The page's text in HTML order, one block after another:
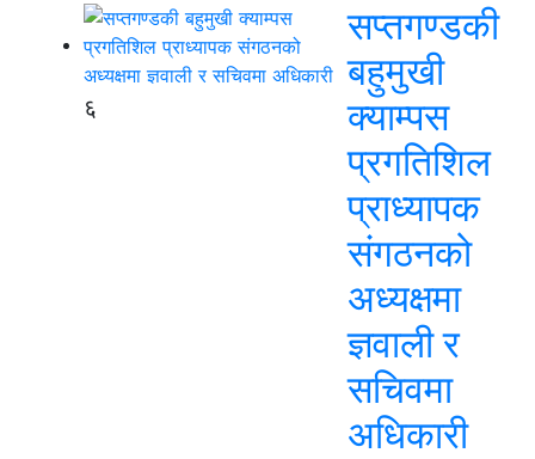
६
सप्तगण्डकी
बहुमुखी
क्याम्पस
प्रगतिशिल
प्राध्यापक
संगठनको
अध्यक्षमा
ज्ञवाली र
सचिवमा
अधिकारी